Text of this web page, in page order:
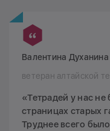
Валентина Духанина
ветеран алтайской
«Тетрадей у нас
страницах старых
Труднее всего